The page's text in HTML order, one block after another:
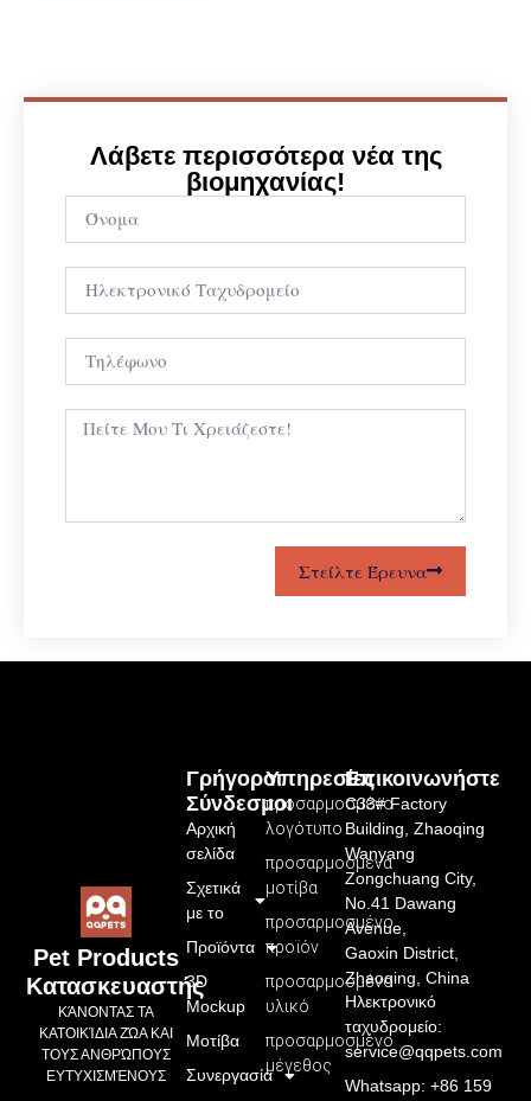
Λάβετε περισσότερα νέα της
βιομηχανίας!
Στείλτε Έρευνα
Pet Products
Κατασκευαστής
ΚΆΝΟΝΤΑΣ ΤΑ
ΚΑΤΟΙΚΊΔΙΑ ΖΏΑ ΚΑΙ
ΤΟΥΣ ΑΝΘΡΏΠΟΥΣ
ΕΥΤΥΧΙΣΜΈΝΟΥΣ
Υπηρεσίες
προσαρμοσμένο
λογότυπο
προσαρμοσμένα
μοτίβα
προσαρμοσμένο
προϊόν
προσαρμοσμένο
υλικό
προσαρμοσμένο
μέγεθος
Γρήγοροι
Σύνδεσμοι
Αρχική
σελίδα
Σχετικά
με το
Προϊόντα
3D
Mockup
Μοτίβα
Συνεργασία
Επικοινωνήστε
C33# Factory
Building, Zhaoqing
Wanyang
Zongchuang City,
No.41 Dawang
Avenue,
Gaoxin District,
Zhaoqing, China
Ηλεκτρονικό
ταχυδρομείο:
service@qqpets.com
Whatsapp: +86 159